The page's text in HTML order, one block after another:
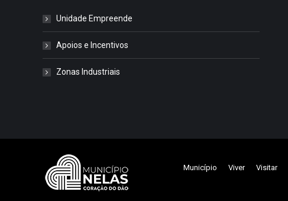
Unidade Empreende
Apoios e Incentivos
Zonas Industriais
Município Viver Visitar